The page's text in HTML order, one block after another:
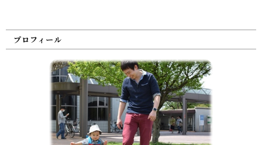
プロフィール